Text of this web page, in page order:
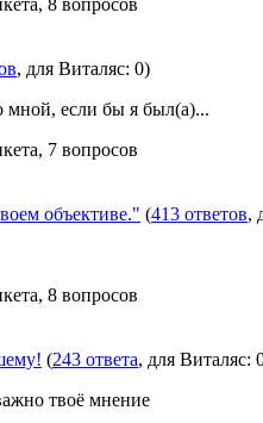
8 вопросов
, для Виталяс: 0)
мной, если бы я был(а)...
7 вопросов
объективе." (413 ответов,
8 вопросов
(243 ответа, для Виталяс:
твоё мнение